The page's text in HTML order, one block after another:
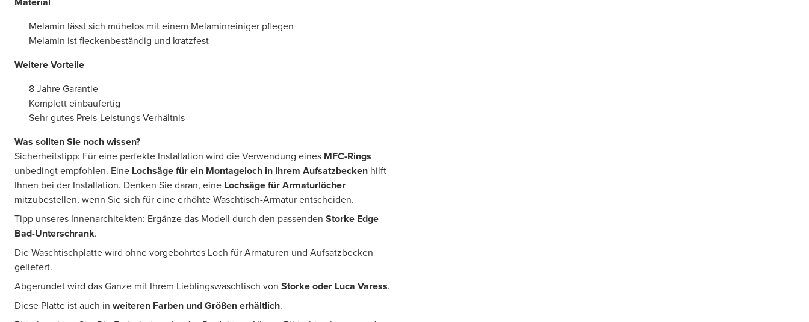
Melamin lässt sich mühelos mit einem Melaminreiniger pflegen
Melamin ist fleckenbeständig und kratzfest
Weitere Vorteile
8 Jahre Garantie
Komplett einbaufertig
Sehr gutes Preis-Leistungs-Verhältnis
Was sollten Sie noch wissen?
Sicherheitstipp: Für eine perfekte Installation wird die Verwendung eines MFC-Rings
unbedingt empfohlen. Eine Lochsäge für ein Montageloch in Ihrem Aufsatzbecken hilft
Ihnen bei der Installation. Denken Sie daran, eine Lochsäge für Armaturlöcher
mitzubestellen, wenn Sie sich für eine erhöhte Waschtisch-Armatur entscheiden.
Tipp unseres Innenarchitekten: Ergänze das Modell durch den passenden Storke Edge
Bad-Unterschrank.
Die Waschtischplatte wird ohne vorgebohrtes Loch für Armaturen und Aufsatzbecken
geliefert.
Abgerundet wird das Ganze mit Ihrem Lieblingswaschtisch von Storke oder Luca Varess.
Diese Platte ist auch in weiteren Farben und Größen erhältlich.